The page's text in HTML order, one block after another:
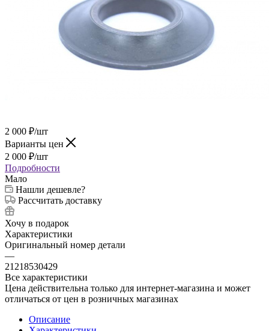
2 000 ₽/шт
Варианты цен
2 000 ₽/шт
Подробности
Мало
Нашли дешевле?
Рассчитать доставку
Хочу в подарок
Характеристики
Оригинальный номер детали
—
21218530429
Все характеристики
Цена действительна только для интернет-магазина и может
отличаться от цен в розничных магазинах
Описание